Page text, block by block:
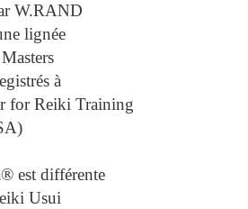
W.RAND
lignée
à
for Reiki Training
est différente
Usui